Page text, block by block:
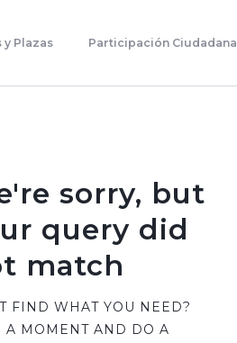
y Plazas Participación Ciudadana
Estratégica
sorry, but
query did
match
FIND WHAT YOU NEED?
A MOMENT AND DO A